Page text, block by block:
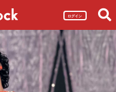
ログイン